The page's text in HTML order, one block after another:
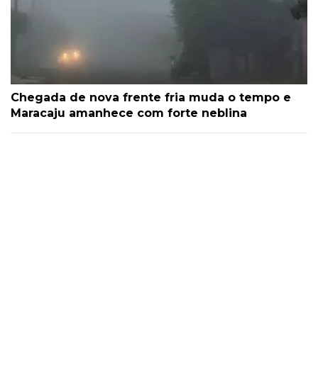
Chegada de nova frente fria muda o tempo e
Maracaju amanhece com forte neblina